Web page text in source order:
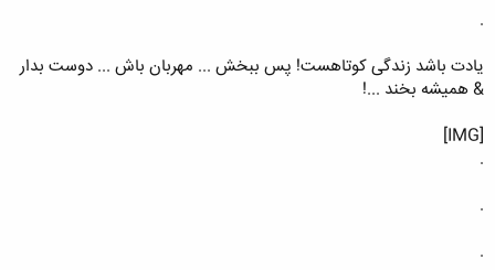
.
یادت باشد زندگی کوتاهست! پس ببخش ... مهربان باش ... دوست بدار
& همیشه بخند ...!
[IMG]
.
.
.